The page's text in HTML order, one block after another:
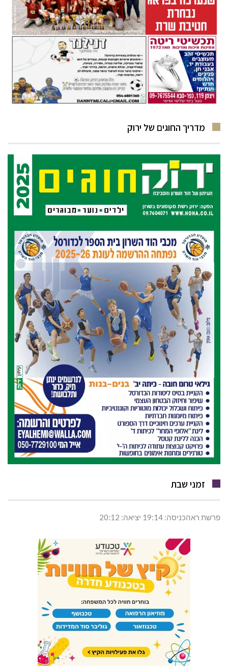
מדריך החוגים של ירוק
זמני שבת
פרשת ראהכניסה: 19:14 יציאה: 20:12